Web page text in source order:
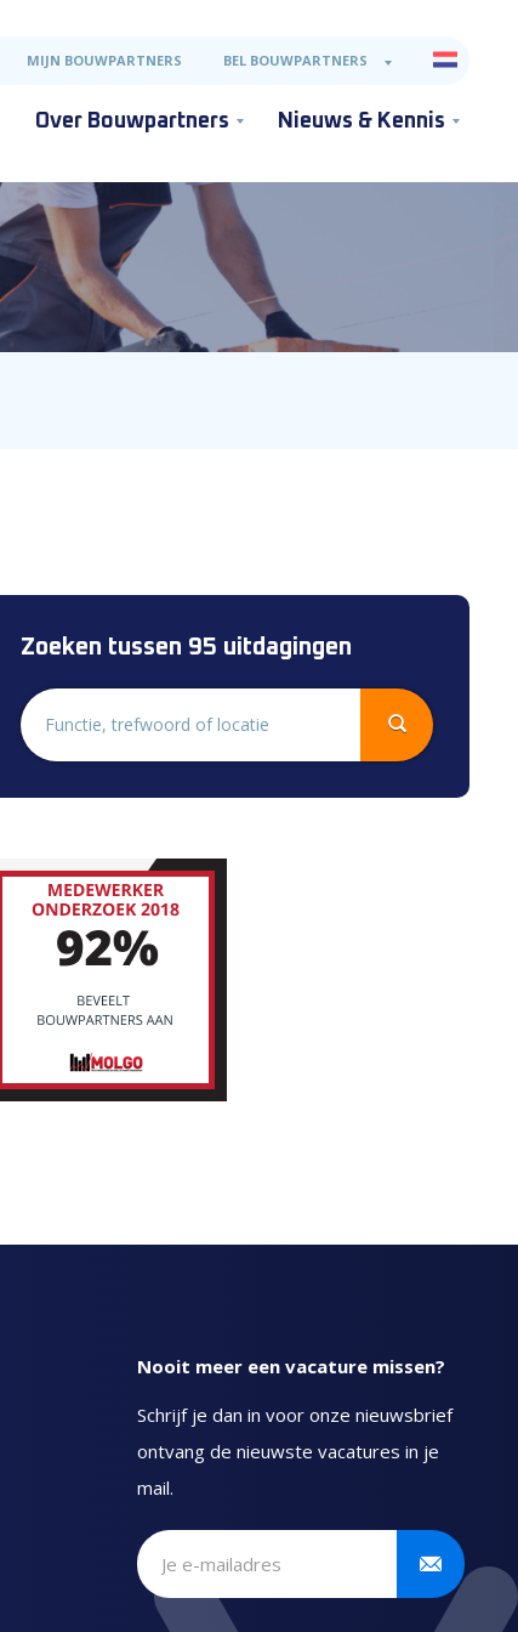
MIJN BOUWPARTNERS BEL BOUWPARTNERS
Over Bouwpartners Nieuws & Kennis
Zoeken tussen 95 uitdagingen
Nooit meer een vacature missen?
Schrijf je dan in voor onze nieuwsbrief
ontvang de nieuwste vacatures in je
mail.
Schrijf je in voor onze
nieuwsbrief